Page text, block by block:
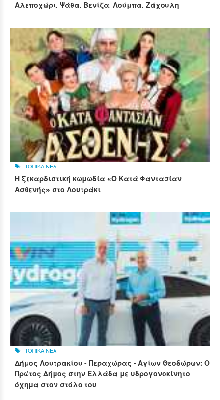
Αλεποχώρι, Ψάθα, Βενίζα, Λούμπα, Ζάχουλη
ΤΟΠΙΚΑ ΝΕΑ
Η ξεκαρδιστική κωμωδία «Ο Κατά Φαντασίαν
Ασθενής» στο Λουτράκι
ΤΟΠΙΚΑ ΝΕΑ
Δήμος Λουτρακίου - Περαχώρας - Αγίων Θεοδώρων: Ο
Πρώτος Δήμος στην Ελλάδα με υδρογονοκίνητο
όχημα στον στόλο του